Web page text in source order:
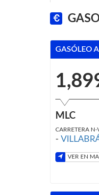
GASÓLEO A
MLC
CARRETERA
-
VER EN